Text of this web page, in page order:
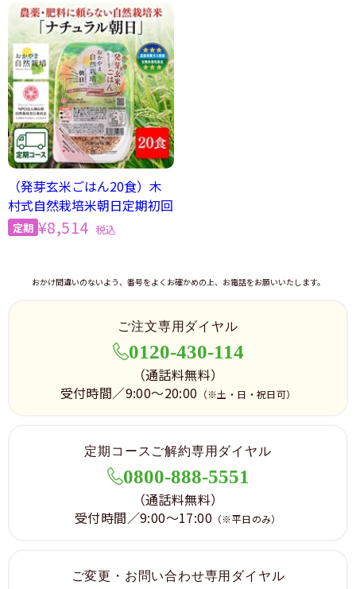
（発芽玄米ごはん20食）木
村式自然栽培米朝日定期初回
¥8,514 税込
おかけ間違いのないよう、番号をよくお確かめの上、お電話をお願いいたします。
ご注文専用ダイヤル
0120-430-114
（通話料無料）
受付時間／9:00～20:00 （※土・日・祝日可）
定期コースご解約専用ダイヤル
0800-888-5551
（通話料無料）
受付時間／9:00～17:00 （※平日のみ）
ご変更・お問い合わせ専用ダイヤル